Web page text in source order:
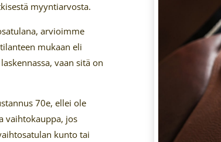
myyntiarvosta.
arvioimme
mukaan eli
vaan sitä on
70e, ellei ole
vaihtokauppa, jos
kunto tai